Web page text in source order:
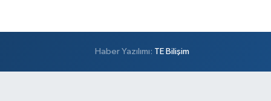
Haber Yazılımı: TE Bilişim